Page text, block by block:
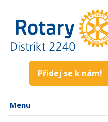
Přidej se k nám!
Menu